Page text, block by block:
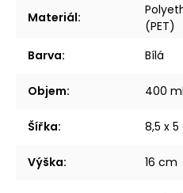
Materiál:
(PET)
Barva: Bílá
Objem: 400 ml
Šířka: 8,5 x
Výška: 16 cm